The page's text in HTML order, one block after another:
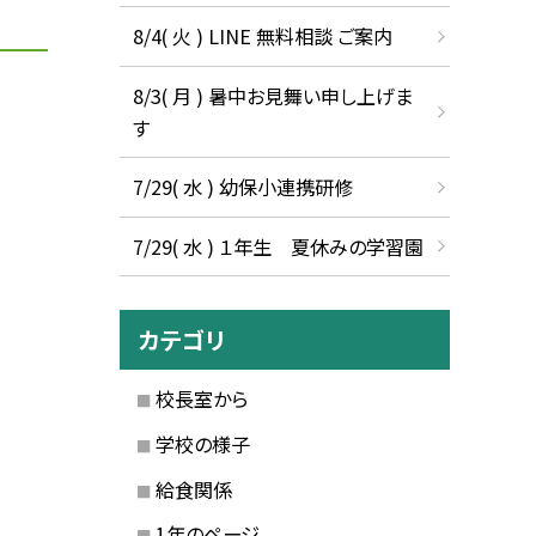
8/4( 火 ) LINE 無料相談 ご案内
8/3( 月 ) 暑中お見舞い申し上げま
す
7/29( 水 ) 幼保小連携研修
7/29( 水 ) １年生 夏休みの学習園
カテゴリ
校長室から
学校の様子
給食関係